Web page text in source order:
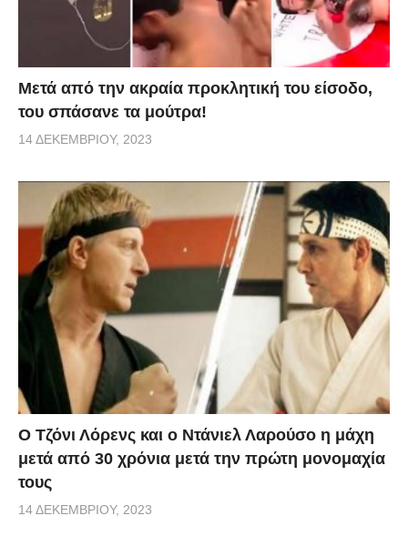
Μετά από την ακραία προκλητική του είσοδο,
του σπάσανε τα μούτρα!
14 ΔΕΚΕΜΒΡΊΟΥ, 2023
Ο Τζόνι Λόρενς και ο Ντάνιελ Λαρούσο η μάχη
μετά από 30 χρόνια μετά την πρώτη μονομαχία
τους
14 ΔΕΚΕΜΒΡΊΟΥ, 2023